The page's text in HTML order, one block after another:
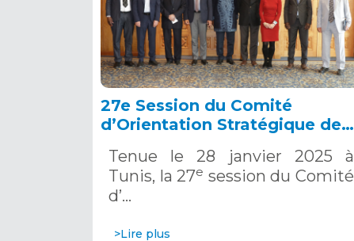
27e Session du Comité
d’Orientation Stratégique de
Tenue le 28 janvier 2025 à
Tunis, la 27e session du Comité
d’…
>Lire plus